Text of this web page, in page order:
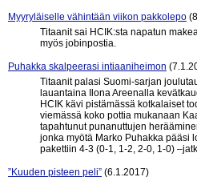
Myyryläiselle vähintään viikon pakkolepo
Titaanit sai HCIK:sta napatun
myös jobinpostia.
Puhakka skalpeerasi intiaaniheimon
Titaanit palasi Suomi-sarjan
lauantaina Ilona Areenalla
HCIK kävi pistämässä kotkalaiset
viemässä koko pottia mukanaan
tapahtunut punanuttujen
jonka myötä Marko Puhakka pääsi
pakettiin 4-3 (0-1, 1-2, 2-0, 1-0)
”Kuuden pisteen peli” (6.1.2017)